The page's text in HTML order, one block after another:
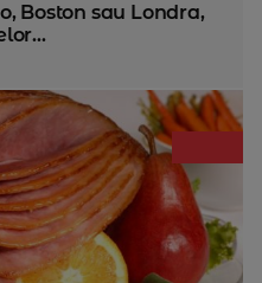
Boston sau Londra,